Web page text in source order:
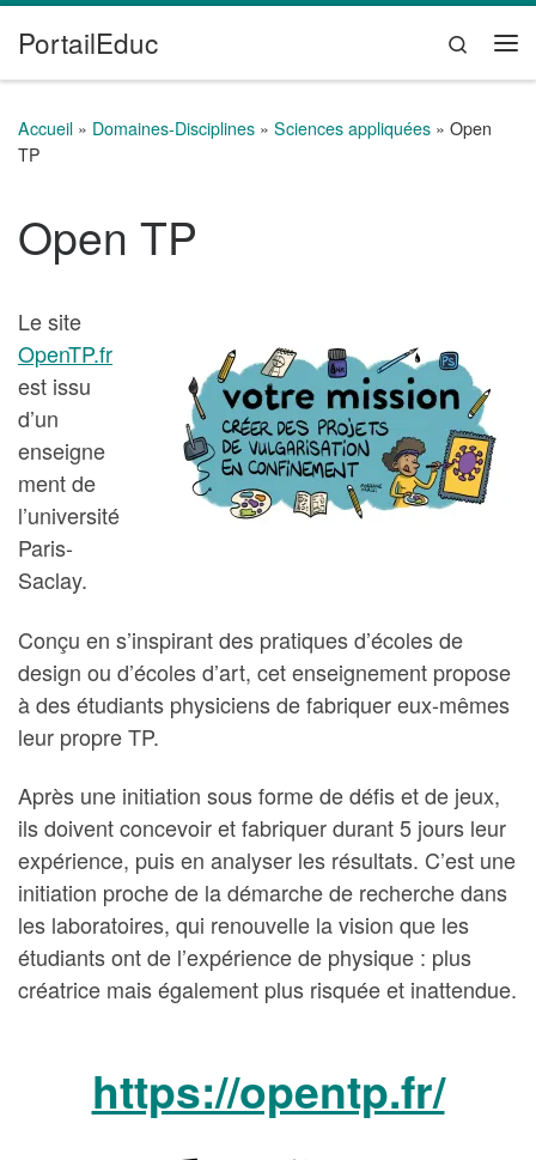
Passer au contenu
PortailEduc
Search
Accueil » Domaines-Disciplines » Sciences appliquées » Open
TP
Open TP
Le site
OpenTP.fr
est issu
d’un
enseigne
ment de
l’université
Paris-
Saclay.
Conçu en s’inspirant des pratiques d’écoles de
design ou d’écoles d’art, cet enseignement propose
à des étudiants physiciens de fabriquer eux-mêmes
leur propre TP.
Après une initiation sous forme de défis et de jeux,
ils doivent concevoir et fabriquer durant 5 jours leur
expérience, puis en analyser les résultats. C’est une
initiation proche de la démarche de recherche dans
les laboratoires, qui renouvelle la vision que les
étudiants ont de l’expérience de physique : plus
créatrice mais également plus risquée et inattendue.
https://opentp.fr/